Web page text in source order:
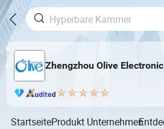
Zhengzhou Olive
StartseiteProdukt Unternehmen